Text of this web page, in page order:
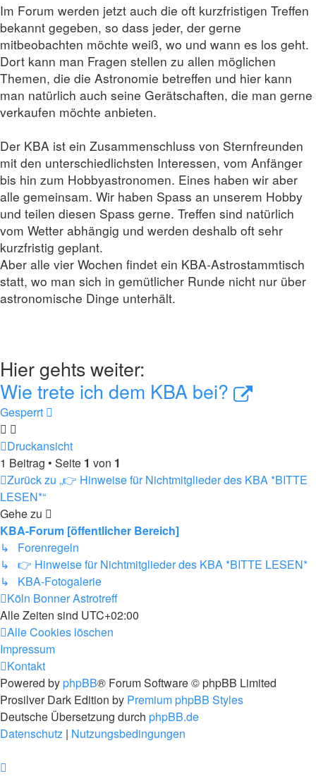
Im Forum werden jetzt auch die oft kurzfristigen Treffen
bekannt gegeben, so dass jeder, der gerne
mitbeobachten möchte weiß, wo und wann es los geht.
Dort kann man Fragen stellen zu allen möglichen
Themen, die die Astronomie betreffen und hier kann
man natürlich auch seine Gerätschaften, die man gerne
verkaufen möchte anbieten.
Der KBA ist ein Zusammenschluss von Sternfreunden
mit den unterschiedlichsten Interessen, vom Anfänger
bis hin zum Hobbyastronomen. Eines haben wir aber
alle gemeinsam. Wir haben Spass an unserem Hobby
und teilen diesen Spass gerne. Treffen sind natürlich
vom Wetter abhängig und werden deshalb oft sehr
kurzfristig geplant.
Aber alle vier Wochen findet ein KBA-Astrostammtisch
statt, wo man sich in gemütlicher Runde nicht nur über
astronomische Dinge unterhält.
Hier gehts weiter:
Wie trete ich dem KBA bei?
Gesperrt
Druckansicht
1 Beitrag • Seite 1 von 1
Zurück zu „👉 Hinweise für Nichtmitglieder des KBA *BITTE
LESEN*“
Gehe zu
KBA-Forum [öffentlicher Bereich]
↳ Forenregeln
↳ 👉 Hinweise für Nichtmitglieder des KBA *BITTE LESEN*
↳ KBA-Fotogalerie
Köln Bonner Astrotreff
Alle Zeiten sind UTC+02:00
Alle Cookies löschen
Impressum
Kontakt
Powered byphpBB® Forum Software © phpBB Limited
Prosilver Dark Edition by Premium phpBB Styles
Deutsche Übersetzung durch phpBB.de
Datenschutz | Nutzungsbedingungen